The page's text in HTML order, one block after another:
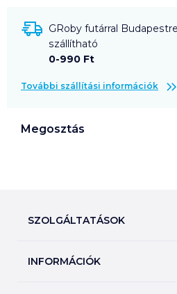
GRoby futárral
szállítható
0-990 Ft
További szállítási információk
Megosztás
SZOLGÁLTATÁSOK
Árfigyelő
INFORMÁCIÓK